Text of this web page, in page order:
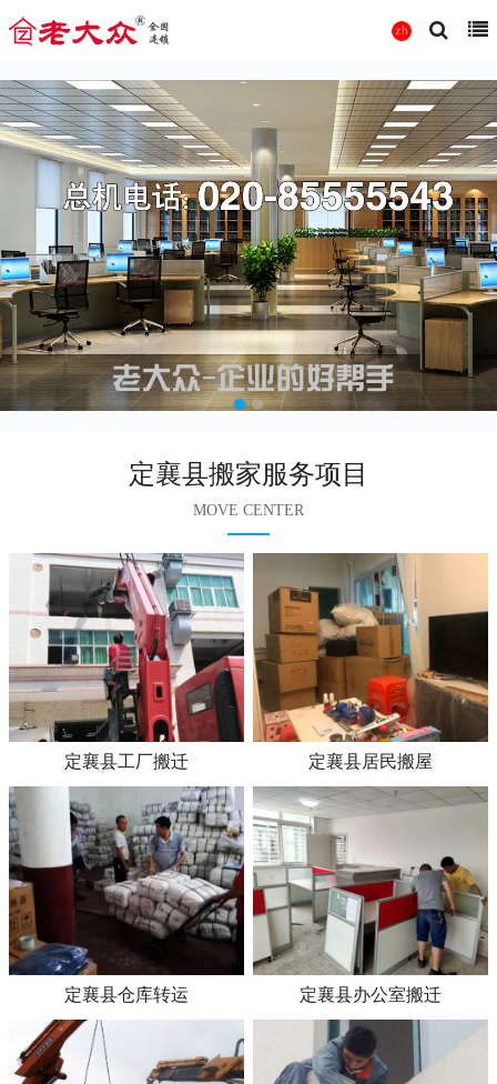
定襄县搬家服务项目
MOVE CENTER
定襄县工厂搬迁 定襄县居民搬屋
定襄县仓库转运 定襄县办公室搬迁